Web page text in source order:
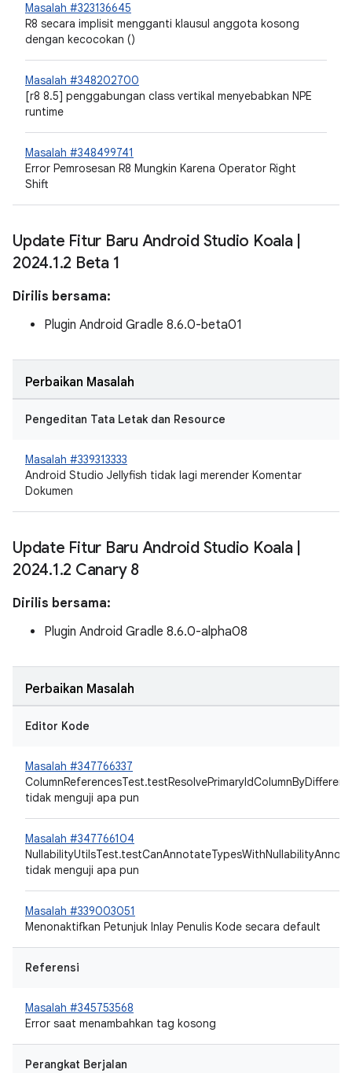
Masalah #323136645
R8 secara implisit mengganti klausul anggota kosong
dengan kecocokan ()
Masalah #348202700
[r8 8.5] penggabungan class vertikal menyebabkan NPE
runtime
Masalah #348499741
Error Pemrosesan R8 Mungkin Karena Operator Right
Shift
Update Fitur Baru Android Studio Koala
2024.1.2 Beta 1
Dirilis bersama:
Plugin Android Gradle 8.6.0-beta01
Perbaikan Masalah
Pengeditan Tata Letak dan Resource
Masalah #339313333
Android Studio Jellyfish tidak lagi merender Komentar
Dokumen
Update Fitur Baru Android Studio Koala
2024.1.2 Canary 8
Dirilis bersama:
Plugin Android Gradle 8.6.0-alpha08
Perbaikan Masalah
Editor Kode
Masalah #347766337
tidak menguji apa pun
Masalah #347766104
tidak menguji apa pun
Masalah #339003051
Menonaktifkan Petunjuk Inlay Penulis Kode secara default
Referensi
Masalah #345753568
Error saat menambahkan tag kosong
Perangkat Berjalan